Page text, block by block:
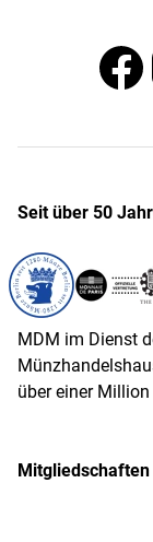
Seit über 50
MDM im Dienst
über einer
Mitgliedschaften